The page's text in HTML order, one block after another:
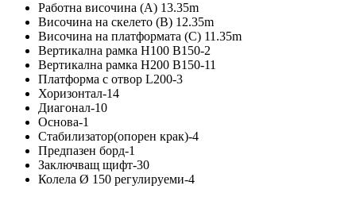
Работна височина (А) 13.35m
Височина на скелето (B) 12.35m
Височина на платформата (C) 11.35m
Вертикална рамка H100 B150-2
Вертикална рамка H200 B150-11
Платформа с отвор L200-3
Хоризонтал-14
Диагонал-10
Основа-1
Стабилизатор(опорен крак)-4
Предпазен борд-1
Заключващ щифт-30
Колела Ø 150 регулируеми-4